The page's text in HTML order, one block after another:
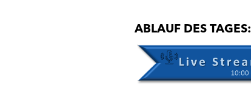
ABLAUF DES TAGES: